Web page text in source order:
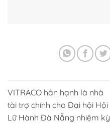
VITRACO hân hạnh là nhà
tài trợ chính cho Đại hội Hội
Lữ Hành Đà Nẵng nhiệm kỳ